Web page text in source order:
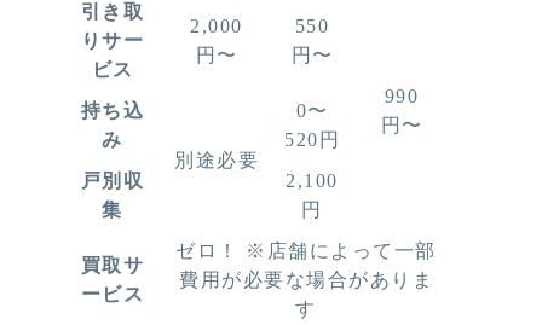
引き取
りサー
ビス
2,000
円〜
550
円〜
990
円〜
持ち込
み
別途必要
0〜
520円
戸別収
集
2,100
円
買取サ
ービス
ゼロ！ ※店舗によって一部
費用が必要な場合がありま
す